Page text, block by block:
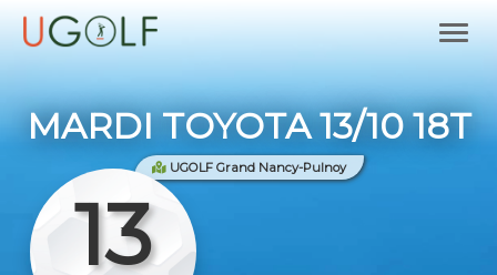
MARDI TOYOTA 13/10 18T
UGOLF Grand Nancy-Pulnoy
13